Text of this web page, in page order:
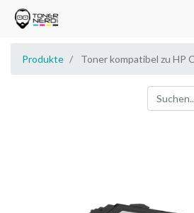
Produkte Toner kompatibel zu HP